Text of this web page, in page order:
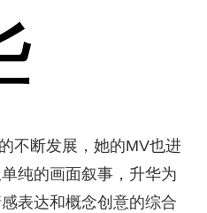
不断发展，她的MV也进
纯的画面叙事，升华为
表达和概念创意的综合